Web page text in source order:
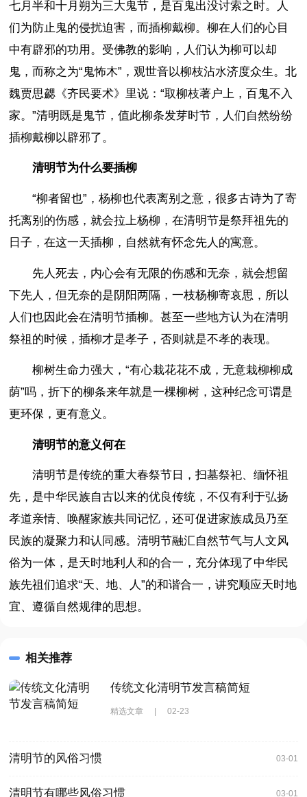
七月半和十月朔为三大鬼节，是百鬼出没讨索之时。人
们为防止鬼的侵扰迫害，而插柳戴柳。柳在人们的心目
中有辟邪的功用。受佛教的影响，人们认为柳可以却
鬼，而称之为“鬼怖木”，观世音以柳枝沾水济度众生。北
魏贾思勰《齐民要术》里说：“取柳枝著户上，百鬼不入
家。”清明既是鬼节，值此柳条发芽时节，人们自然纷纷
插柳戴柳以辟邪了。
清明节为什么要插柳
“柳者留也”，杨柳也代表离别之意，很多古诗为了寄
托离别的伤感，就会拉上杨柳，在清明节是祭拜祖先的
日子，在这一天插柳，自然就有怀念先人的寓意。
先人死去，内心会有无限的伤感和无奈，就会想留
下先人，但无奈的是阴阳两隔，一枝杨柳寄哀思，所以
人们也因此会在清明节插柳。甚至一些地方认为在清明
祭祖的时候，插柳才是孝子，否则就是不孝的表现。
柳树生命力强大，“有心栽花花不成，无意栽柳柳成
荫”吗，折下的柳条来年就是一棵柳树，这种纪念可谓是
更环保，更有意义。
清明节的意义何在
清明节是传统的重大春祭节日，扫墓祭祀、缅怀祖
先，是中华民族自古以来的优良传统，不仅有利于弘扬
孝道亲情、唤醒家族共同记忆，还可促进家族成员乃至
民族的凝聚力和认同感。清明节融汇自然节气与人文风
俗为一体，是天时地利人和的合一，充分体现了中华民
族先祖们追求“天、地、人”的和谐合一，讲究顺应天时地
宜、遵循自然规律的思想。
相关推荐
传统文化清明节发言稿简短
精选文章 02-23
清明节的风俗习惯 03-01
清明节有哪些风俗习惯 03-01